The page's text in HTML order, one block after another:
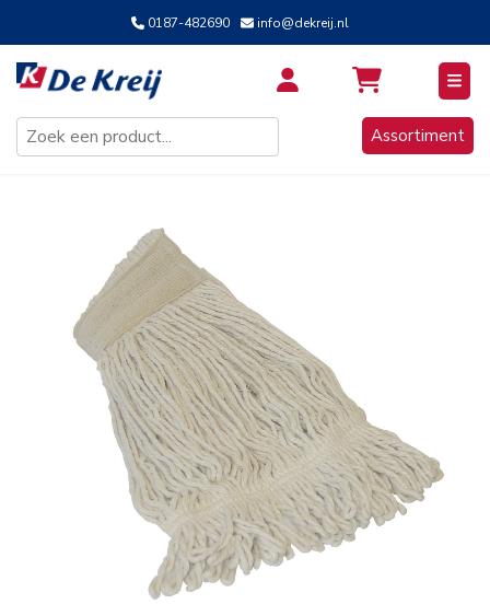
0187-482690 info@dekreij.nl
Inloggen / Aanmelden
Assortiment